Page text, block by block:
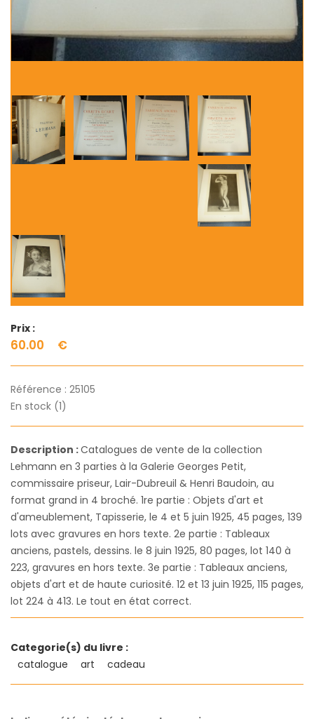
Prix :
60.00 €
Référence : 25105
En stock (1)
Description :Catalogues de vente de la collection
Lehmann en 3 parties à la Galerie Georges Petit,
commissaire priseur, Lair-Dubreuil & Henri Baudoin, au
format grand in 4 broché. 1re partie : Objets d'art et
d'ameublement, Tapisserie, le 4 et 5 juin 1925, 45 pages, 139
lots avec gravures en hors texte. 2e partie : Tableaux
anciens, pastels, dessins. le 8 juin 1925, 80 pages, lot 140 à
223, gravures en hors texte. 3e partie : Tableaux anciens,
objets d'art et de haute curiosité. 12 et 13 juin 1925, 115 pages,
lot 224 à 413. Le tout en état correct.
Categorie(s) du livre :
catalogue
art cadeau